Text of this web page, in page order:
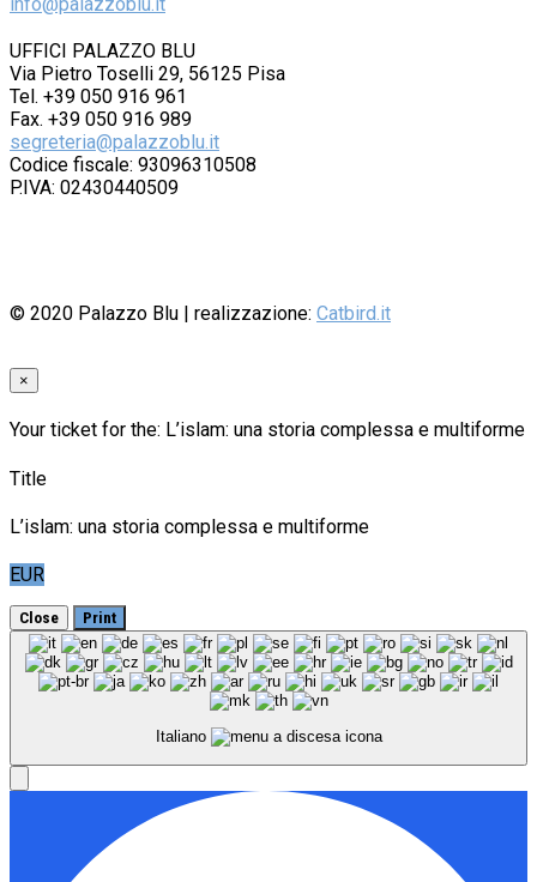
UFFICI PALAZZO BLU
Via Pietro Toselli 29, 56125 Pisa
Tel. +39 050 916 961
Fax. +39 050 916 989
segreteria@palazzoblu.it
Codice fiscale: 93096310508
P.IVA: 02430440509
© 2020 Palazzo Blu | realizzazione: Catbird.it
×
Your ticket for the: L’islam: una storia complessa e multiforme
Title
L’islam: una storia complessa e multiforme
EUR
Close Print
Italiano